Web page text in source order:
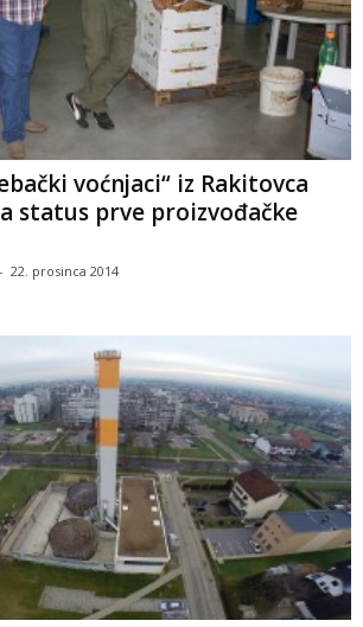
voćnjaci“ iz Rakitovca
status prve proizvođačke
- 22. prosinca 2014